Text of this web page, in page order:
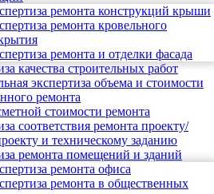
ремонта конструкций крыши
ремонта кровельного
ремонта и отделки фасада
качества строительных работ
экспертиза объема и стоимости
ремонта
стоимости ремонта
соответствия ремонта проекту/
и техническому заданию
ремонта помещений и зданий
ремонта офиса
ремонта в общественных